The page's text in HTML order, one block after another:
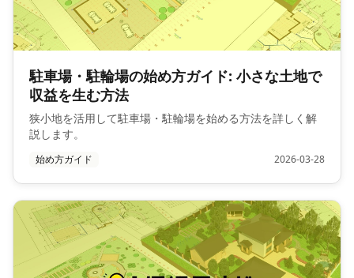
駐車場・駐輪場の始め方ガイド: 小さな土地で
収益を生む方法
狭小地を活用して駐車場・駐輪場を始める方法を詳しく解
説します。
始め方ガイド 2026-03-28